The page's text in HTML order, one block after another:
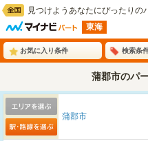
見つけようあなたにぴったりの
東海
お気に入り条件 検索条
蒲郡市のパ
蒲郡市